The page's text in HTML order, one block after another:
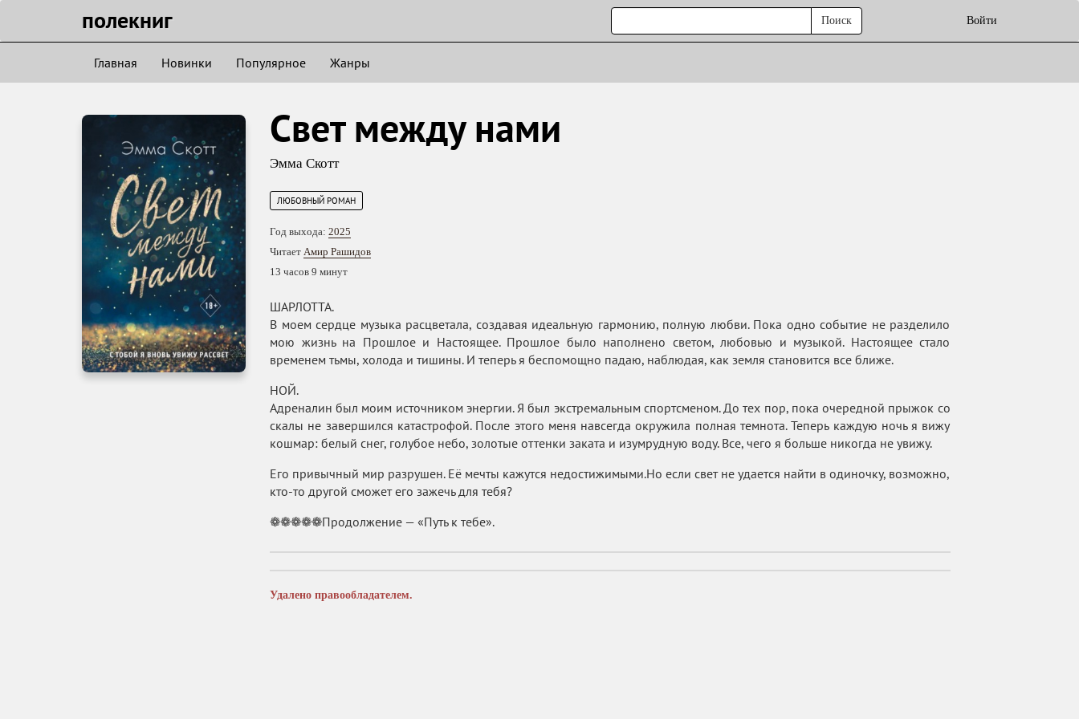
полекниг Войти
Поиск
Главная Новинки Популярное Жанры
Свет между нами
Эмма Скотт
ЛЮБОВНЫЙ РОМАН
Год выхода: 2025
Читает Амир Рашидов
13 часов 9 минут
ШАРЛОТТА.
В моем сердце музыка расцветала, создавая идеальную гармонию, полную любви. Пока одно событие не разделило
мою жизнь на Прошлое и Настоящее. Прошлое было наполнено светом, любовью и музыкой. Настоящее стало
временем тьмы, холода и тишины. И теперь я беспомощно падаю, наблюдая, как земля становится все ближе.
НОЙ.
Адреналин был моим источником энергии. Я был экстремальным спортсменом. До тех пор, пока очередной прыжок со
скалы не завершился катастрофой. После этого меня навсегда окружила полная темнота. Теперь каждую ночь я вижу
кошмар: белый снег, голубое небо, золотые оттенки заката и изумрудную воду. Все, чего я больше никогда не увижу.
Его привычный мир разрушен. Её мечты кажутся недостижимыми.Но если свет не удается найти в одиночку, возможно,
кто-то другой сможет его зажечь для тебя?
❁❁❁❁❁Продолжение — «Путь к тебе».
Удалено правообладателем.